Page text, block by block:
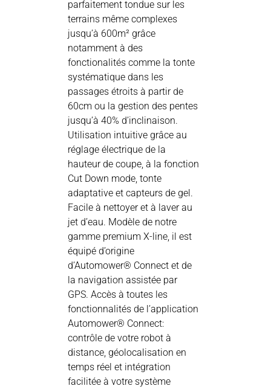
parfaitement tondue sur les
terrains même complexes
jusqu’à 600m² grâce
notamment à des
fonctionalités comme la tonte
systématique dans les
passages étroits à partir de
60cm ou la gestion des pentes
jusqu’à 40% d’inclinaison.
Utilisation intuitive grâce au
réglage électrique de la
hauteur de coupe, à la fonction
Cut Down mode, tonte
adaptative et capteurs de gel.
Facile à nettoyer et à laver au
jet d’eau. Modèle de notre
gamme premium X-line, il est
équipé d’origine
d’Automower® Connect et de
la navigation assistée par
GPS. Accès à toutes les
fonctionnalités de l’application
Automower® Connect:
contrôle de votre robot à
distance, géolocalisation en
temps réel et intégration
facilitée à votre système